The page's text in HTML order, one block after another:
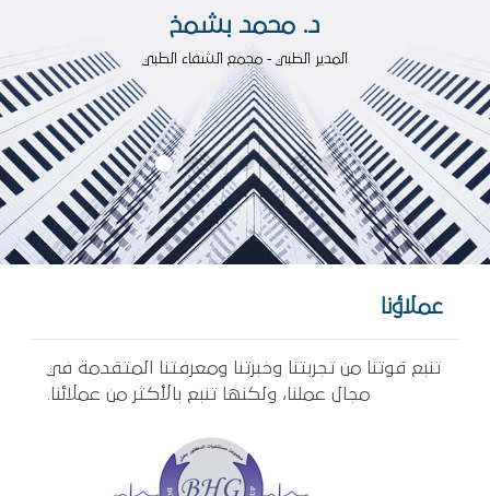
د. محمد بشمخ
المدير الطبي - مجمع الشفاء الطبي
عملاؤنا
تنبع قوتنا من تجربتنا وخبرتنا ومعرفتنا المتقدمة في
مجال عملنا، ولكنها تنبع بالأكثر من عملائنا.